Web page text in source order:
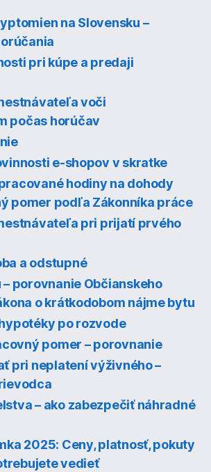
na Slovensku –
pri kúpe a predaji
voči
počas horúčav
e-shopov v skratke
hodiny na dohody
pomer podľa Zákonníka práce
pri prijatí prvého
a odstupné
porovnanie Občianskeho
o krátkodobom nájme bytu
po rozvode
pomer – porovnanie
pri neplatení výživného –
– ako zabezpečiť náhradné
2025: Ceny, platnosť, pokuty
vedieť